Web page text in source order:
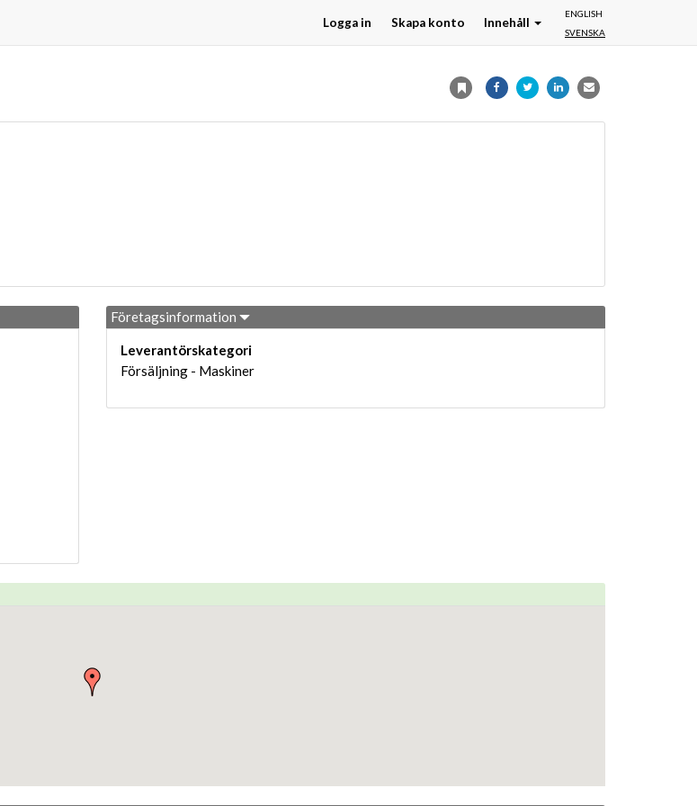
ENGLISH
SVENSKA
Logga in Skapa konto Innehåll
Företagsinformation
Leverantörskategori
Försäljning - Maskiner